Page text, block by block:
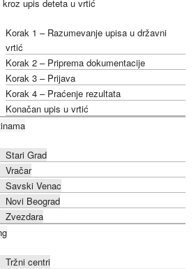
kroz upis deteta u vrtić
Korak 1 – Razumevanje upisa u državni
vrtić
Korak 2 – Priprema dokumentacije
Korak 3 – Prijava
Korak 4 – Praćenje rezultata
Konačan upis u vrtić
Stari Grad
Vračar
Savski Venac
Novi Beograd
Zvezdara
Tržni centri